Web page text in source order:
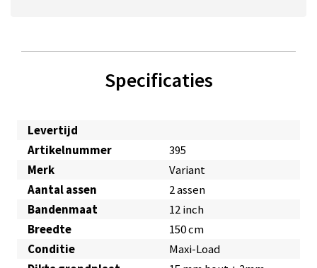
Specificaties
Levertijd
Artikelnummer
395
Merk
Variant
Aantal assen
2 assen
Bandenmaat
12 inch
Breedte
150 cm
Conditie
Maxi-Load